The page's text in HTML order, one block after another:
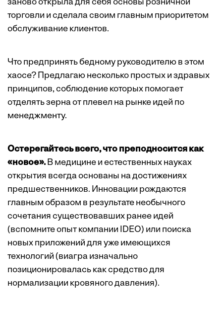
заново открыла для себя основы розничной
торговли и сделала своим главным приоритетом
обслуживание клиентов.
Что предпринять бедному руководителю в этом
хаосе? Предлагаю несколько простых и здравых
принципов, соблюдение которых помогает
отделять зерна от плевел на рынке идей по
менеджменту.
Остерегайтесь всего, что преподносится как
«новое».В медицине и естественных науках
открытия всегда основаны на достижениях
предшественников. Инновации рождаются
главным образом в результате необычного
сочетания существовавших ранее идей
(вспомните опыт компании IDEO) или поиска
новых приложений для уже имеющихся
технологий (виагра изначально
позиционировалась как средство для
нормализации кровяного давления).